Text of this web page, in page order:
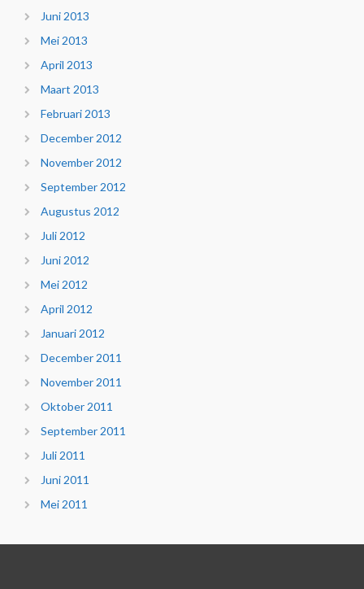
Juni 2013
Mei 2013
April 2013
Maart 2013
Februari 2013
December 2012
November 2012
September 2012
Augustus 2012
Juli 2012
Juni 2012
Mei 2012
April 2012
Januari 2012
December 2011
November 2011
Oktober 2011
September 2011
Juli 2011
Juni 2011
Mei 2011